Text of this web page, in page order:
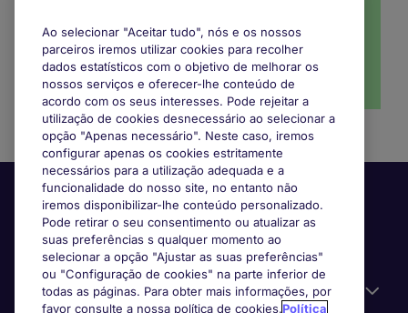
Solicitar contacto
Informação Útil
Ao selecionar "Aceitar tudo", nós e os nossos
parceiros iremos utilizar cookies para recolher
dados estatísticos com o objetivo de melhorar os
nossos serviços e oferecer-lhe conteúdo de
acordo com os seus interesses. Pode rejeitar a
utilização de cookies desnecessário ao selecionar a
opção "Apenas necessário". Neste caso, iremos
configurar apenas os cookies estritamente
necessários para a utilização adequada e a
funcionalidade do nosso site, no entanto não
iremos disponibilizar-lhe conteúdo personalizado.
Pode retirar o seu consentimento ou atualizar as
suas preferências s qualquer momento ao
selecionar a opção "Ajustar as suas preferências"
ou "Configuração de cookies" na parte inferior de
todas as páginas. Para obter mais informações, por
favor consulte a nossa política de cookies.Política